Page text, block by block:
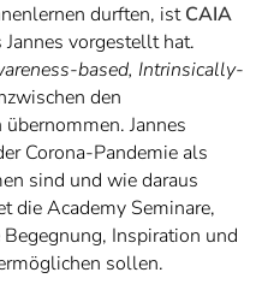
durften, istCAIA
Jannes vorgestellt hat.
based, Intrinsically-
den
Jannes
Corona-Pandemie als
sind und wie daraus
die Academy Seminare,
Inspiration und
sollen.